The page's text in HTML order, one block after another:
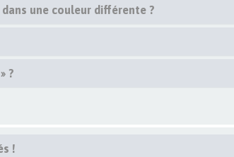
une couleur différente ?
?
!